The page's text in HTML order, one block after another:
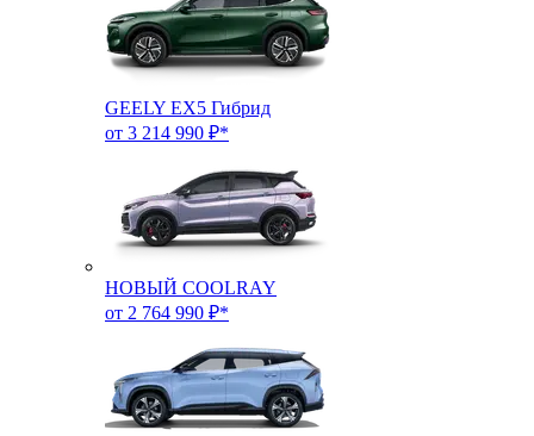
GEELY EX5 Гибрид
от 3 214 990 ₽*
НОВЫЙ COOLRAY
от 2 764 990 ₽*